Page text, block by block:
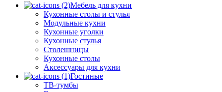
Мебель для кухни
Кухонные столы и стулья
Модульные кухни
Кухонные уголки
Кухонные стулья
Столешницы
Кухонные столы
Аксессуары для кухни
Гостиные
ТВ-тумбы